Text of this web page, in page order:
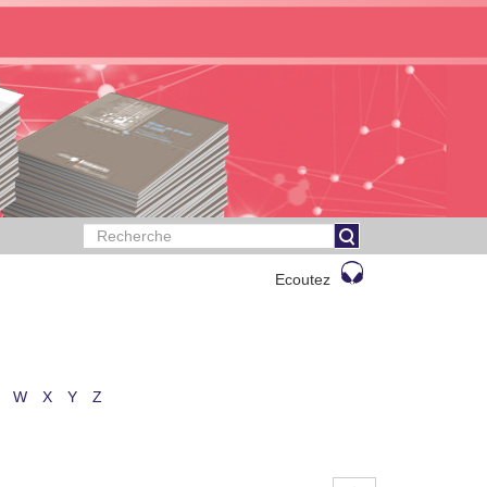
Ecoutez
W X Y Z